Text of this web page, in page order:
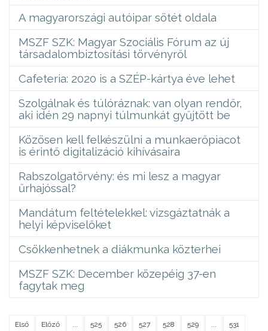
A magyarországi autóipar sötét oldala
MSZF SZK: Magyar Szociális Fórum az új
társadalombiztosítási törvényről
Cafeteria: 2020 is a SZÉP-kártya éve lehet
Szolgálnak és túlóráznak: van olyan rendőr,
aki idén 29 napnyi túlmunkát gyűjtött be
Közösen kell felkészülni a munkaerőpiacot
is érintő digitalizáció kihívásaira
Rabszolgatörvény: és mi lesz a magyar
űrhajóssal?
Mandátum feltételekkel: vizsgáztatnák a
helyi képviselőket
Csökkenhetnek a diákmunka közterhei
MSZF SZK: December közepéig 37-en
fagytak meg
Első Előző 525 526 527 528 529 531